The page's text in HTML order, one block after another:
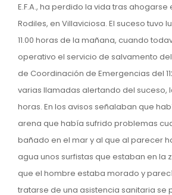
E.F.A., ha perdido la vida tras ahogarse
Rodiles, en Villaviciosa. El suceso tuvo
11.00 horas de la mañana, cuando
operativo el servicio de salvamento
de Coordinación de Emergencias del
varias llamadas alertando del suceso,
horas. En los avisos señalaban que
arena que había sufrido problemas
bañado en el mar y al que al parecer
agua unos surfistas que estaban en la
que el hombre estaba morado y
tratarse de una asistencia sanitaria se